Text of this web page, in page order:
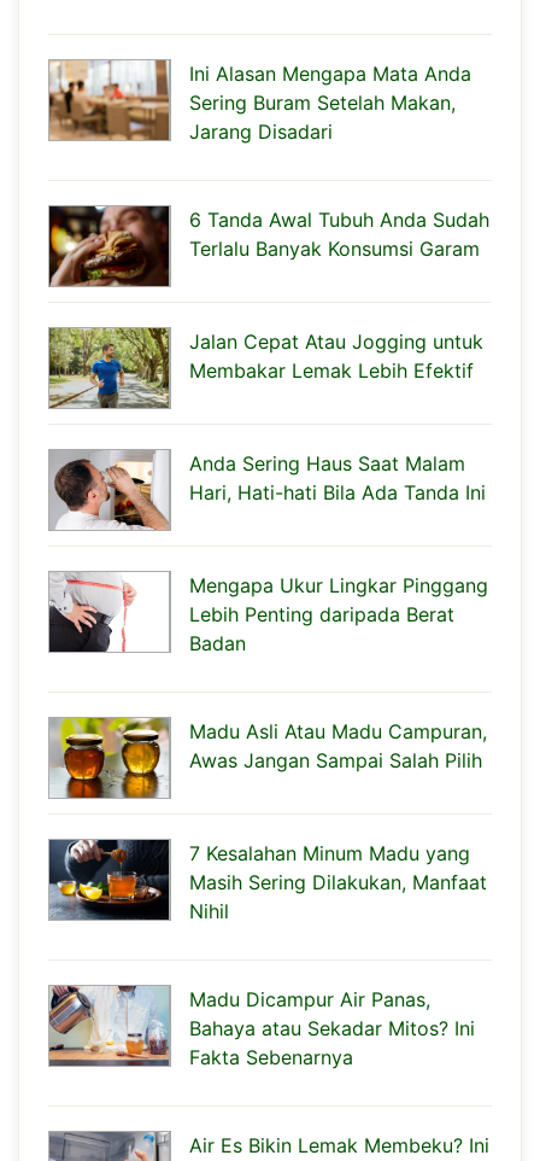
Ini Alasan Mengapa Mata Anda
Sering Buram Setelah Makan,
Jarang Disadari
6 Tanda Awal Tubuh Anda Sudah
Terlalu Banyak Konsumsi Garam
Jalan Cepat Atau Jogging untuk
Membakar Lemak Lebih Efektif
Anda Sering Haus Saat Malam
Hari, Hati-hati Bila Ada Tanda Ini
Mengapa Ukur Lingkar Pinggang
Lebih Penting daripada Berat
Badan
Madu Asli Atau Madu Campuran,
Awas Jangan Sampai Salah Pilih
7 Kesalahan Minum Madu yang
Masih Sering Dilakukan, Manfaat
Nihil
Madu Dicampur Air Panas,
Bahaya atau Sekadar Mitos? Ini
Fakta Sebenarnya
Air Es Bikin Lemak Membeku? Ini